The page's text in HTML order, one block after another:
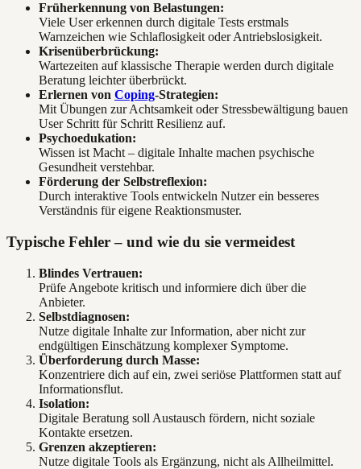
Früherkennung von Belastungen:
Viele User erkennen durch digitale Tests erstmals
Warnzeichen wie Schlaflosigkeit oder Antriebslosigkeit.
Krisenüberbrückung:
Wartezeiten auf klassische Therapie werden durch digitale
Beratung leichter überbrückt.
Erlernen von Coping-Strategien:
Mit Übungen zur Achtsamkeit oder Stressbewältigung bauen
User Schritt für Schritt Resilienz auf.
Psychoedukation:
Wissen ist Macht – digitale Inhalte machen psychische
Gesundheit verstehbar.
Förderung der Selbstreflexion:
Durch interaktive Tools entwickeln Nutzer ein besseres
Verständnis für eigene Reaktionsmuster.
Typische Fehler – und wie du sie vermeidest
Blindes Vertrauen:
Prüfe Angebote kritisch und informiere dich über die
Anbieter.
Selbstdiagnosen:
Nutze digitale Inhalte zur Information, aber nicht zur
endgültigen Einschätzung komplexer Symptome.
Überforderung durch Masse:
Konzentriere dich auf ein, zwei seriöse Plattformen statt auf
Informationsflut.
Isolation:
Digitale Beratung soll Austausch fördern, nicht soziale
Kontakte ersetzen.
Grenzen akzeptieren:
Nutze digitale Tools als Ergänzung, nicht als Allheilmittel.